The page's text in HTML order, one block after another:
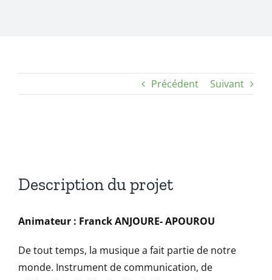
Précédent Suivant
Description du projet
Animateur : Franck ANJOURE- APOUROU
De tout temps, la musique a fait partie de notre
monde. Instrument de communication, de